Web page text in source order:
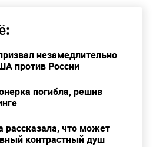
незамедлительно
против России
погибла, решив
рассказала, что может
контрастный душ